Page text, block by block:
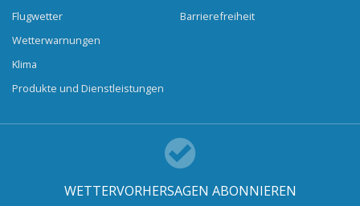
Flugwetter
Wetterwarnungen
Klima
Produkte und Dienstleistungen
Barrierefreiheit
WETTERVORHERSAGEN ABONNIEREN